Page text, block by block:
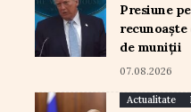
Presiune
de muniții
07.08.2026
Actualitate